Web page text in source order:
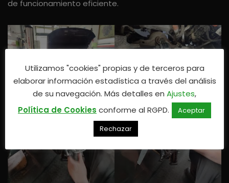
de funcionamiento eficiente.
Utilizamos "cookies" propias y de terceros para
elaborar información estadística a través del análisis
de su navegación. Más detalles en Ajustes,
Política de Cookies conforme al RGPD.
Aceptar
Rechazar